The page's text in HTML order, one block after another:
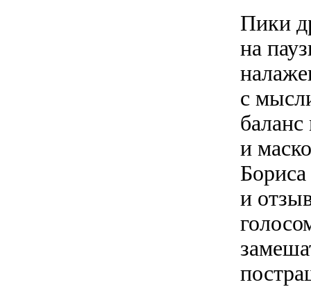
Пики
на
с
и
и